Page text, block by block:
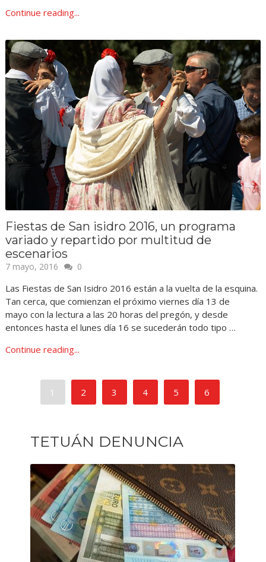
Continue reading...
Fiestas de San isidro 2016, un programa
variado y repartido por multitud de
escenarios
7 mayo, 2016 0
Las Fiestas de San Isidro 2016 están a la vuelta de la esquina.
Tan cerca, que comienzan el próximo viernes día 13 de
mayo con la lectura a las 20 horas del pregón, y desde
entonces hasta el lunes día 16 se sucederán todo tipo …
Continue reading...
1 2 3 4 5 6
TETUÁN DENUNCIA